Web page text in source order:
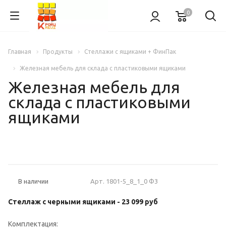
0
Главная Продукты Стеллажи с ящиками + ФинПак
Железная мебель для склада с пластиковыми ящиками
Железная мебель для
склада с пластиковыми
ящиками
В наличии Арт. 1801-5_8_1_0 Ф3
Стеллаж с черными ящиками - 23 099 руб
Комплектация: